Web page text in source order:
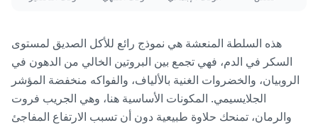
هذه السلطة المنعشة هي نموذج رائع للأكل الصديق لمستوى
السكر في الدم، فهي تجمع بين البروتين الخالي من الدهون في
الروبيان، والخضروات الغنية بالألياف، والفواكه منخفضة المؤشر
الجلايسيمي. المكونات الأساسية هنا، وهي الجريب فروت
والرمان، تمنحك حلاوة طبيعية دون أن تسبب الارتفاع المفاجئ